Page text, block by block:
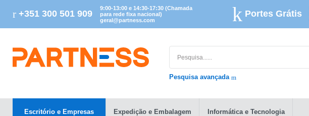
+351 300 501 909
9:00-13:00 e 14:30-17:30 (Chamada
para rede fixa nacional)
geral@partness.com
Portes Grátis
Pesquisa avançada
Escritório e Empresas Expedição e Embalagem Informática e Tecnologia